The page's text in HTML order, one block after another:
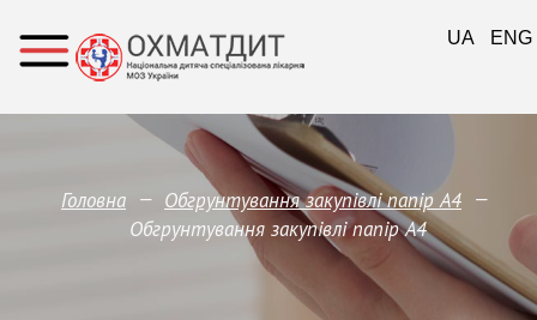
Головна — Обгрунтування закупівлі папір А4 —
Обгрунтування закупівлі папір А4
UA ENG